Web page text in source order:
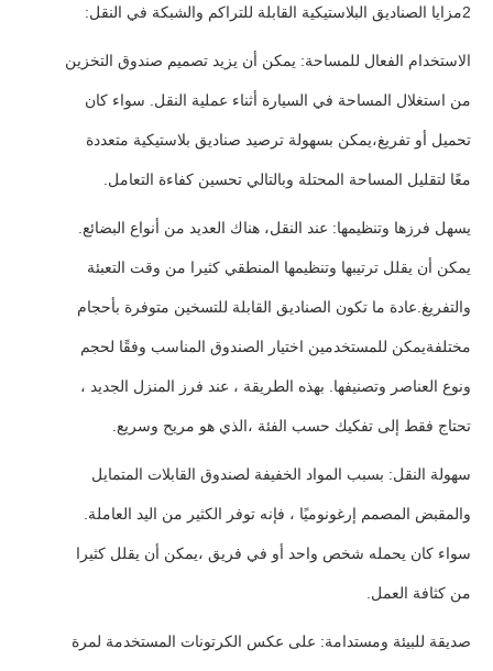
2مزايا الصناديق البلاستيكية القابلة للتراكم والشبكة في النقل:
الاستخدام الفعال للمساحة: يمكن أن يزيد تصميم صندوق التخزين
من استغلال المساحة في السيارة أثناء عملية النقل. سواء كان
تحميل أو تفريغ،يمكن بسهولة ترصيد صناديق بلاستيكية متعددة
معًا لتقليل المساحة المحتلة وبالتالي تحسين كفاءة التعامل.
يسهل فرزها وتنظيمها: عند النقل، هناك العديد من أنواع البضائع.
يمكن أن يقلل ترتيبها وتنظيمها المنطقي كثيرا من وقت التعبئة
والتفريغ.عادة ما تكون الصناديق القابلة للتسخين متوفرة بأحجام
مختلفةيمكن للمستخدمين اختيار الصندوق المناسب وفقًا لحجم
ونوع العناصر وتصنيفها. بهذه الطريقة ، عند فرز المنزل الجديد ،
تحتاج فقط إلى تفكيك حسب الفئة ،الذي هو مريح وسريع.
سهولة النقل: بسبب المواد الخفيفة لصندوق القابلات المتمايل
والمقبض المصمم إرغونوميًا ، فإنه توفر الكثير من اليد العاملة.
سواء كان يحمله شخص واحد أو في فريق ،يمكن أن يقلل كثيرا
من كثافة العمل.
صديقة للبيئة ومستدامة: على عكس الكرتونات المستخدمة لمرة